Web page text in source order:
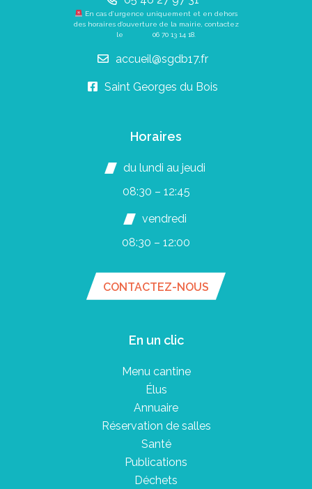
En cas d’urgence uniquement et en dehors
des horaires d’ouverture de la mairie, contactez
le 06 70 13 14 18
accueil@sgdb17.fr
Saint Georges du Bois
Horaires
du lundi au jeudi
08:30 – 12:45
vendredi
08:30 – 12:00
CONTACTEZ-NOUS
En un clic
Menu cantine
Élus
Annuaire
Réservation de salles
Santé
Publications
Déchets